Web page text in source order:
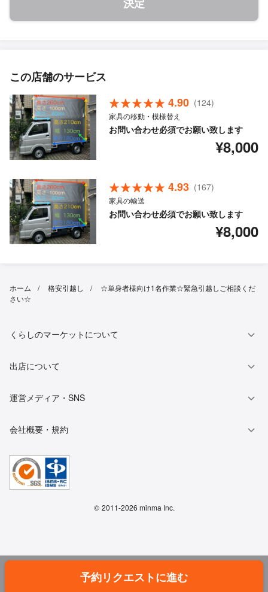
決定
この店舗のサービス
4.90 (124)
家具の移動・模様替え
お問い合わせ必須でお願い致します
¥8,000
4.93 (167)
家具の輸送
お問い合わせ必須でお願い致します
¥8,000
予約リクエストに進む
ホーム 格安引越し
☆単身者様向け1名作業☆緊急引越しご相談くだ
さい☆
くらしのマーケットについて
出店について
運営メディア・SNS
会社概要・規約
© 2011-2026 minma Inc.